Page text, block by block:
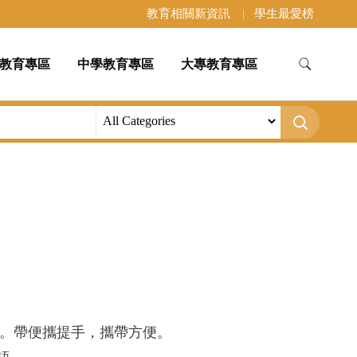
教育相關新資訊 學生最愛榜
育專區 中學教育專區 大專教育專區
帶便攜提手，攜帶方便。